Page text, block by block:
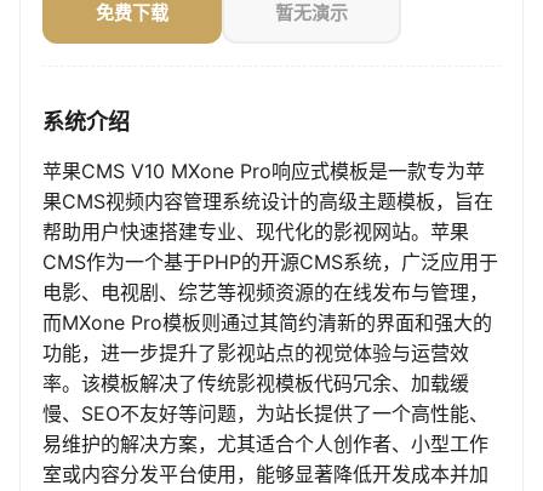
免费下载 暂无演示
系统介绍
苹果CMS V10 MXone Pro响应式模板是一款专为苹
果CMS视频内容管理系统设计的高级主题模板，旨在
帮助用户快速搭建专业、现代化的影视网站。苹果
CMS作为一个基于PHP的开源CMS系统，广泛应用于
电影、电视剧、综艺等视频资源的在线发布与管理，
而MXone Pro模板则通过其简约清新的界面和强大的
功能，进一步提升了影视站点的视觉体验与运营效
率。该模板解决了传统影视模板代码冗余、加载缓
慢、SEO不友好等问题，为站长提供了一个高性能、
易维护的解决方案，尤其适合个人创作者、小型工作
室或内容分发平台使用，能够显著降低开发成本并加